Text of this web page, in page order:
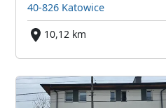
40-826 Katowice
10,12 km